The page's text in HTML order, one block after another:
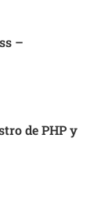
–
de PHP y